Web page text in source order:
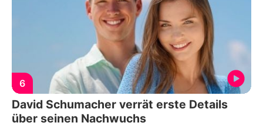
6
David Schumacher verrät erste Details
über seinen Nachwuchs